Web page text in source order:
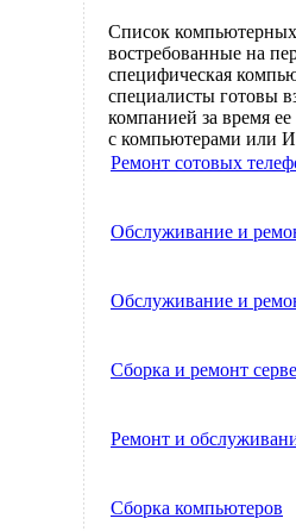
Список компьютерных
востребованные на
специфическая
специалисты готовы
компанией за время
с компьютерами или
Ремонт сотовых
Обслуживание и
Обслуживание и
Сборка и ремонт
Ремонт и
Сборка компьютеров